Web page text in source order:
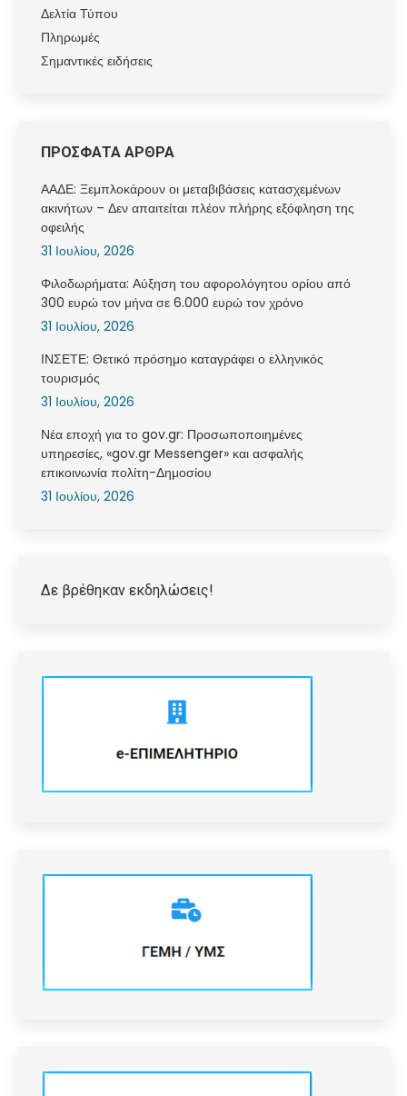
Δελτία Τύπου
Πληρωμές
Σημαντικές ειδήσεις
ΠΡΟΣΦΑΤΑ ΑΡΘΡΑ
ΑΑΔΕ: Ξεμπλοκάρουν οι μεταβιβάσεις κατασχεμένων
ακινήτων – Δεν απαιτείται πλέον πλήρης εξόφληση της
οφειλής
31 Ιουλίου, 2026
Φιλοδωρήματα: Αύξηση του αφορολόγητου ορίου από
300 ευρώ τον μήνα σε 6.000 ευρώ τον χρόνο
31 Ιουλίου, 2026
ΙΝΣΕΤΕ: Θετικό πρόσημο καταγράφει ο ελληνικός
τουρισμός
31 Ιουλίου, 2026
Νέα εποχή για το gov.gr: Προσωποποιημένες
υπηρεσίες, «gov.gr Messenger» και ασφαλής
επικοινωνία πολίτη-Δημοσίου
31 Ιουλίου, 2026
Δε βρέθηκαν εκδηλώσεις!